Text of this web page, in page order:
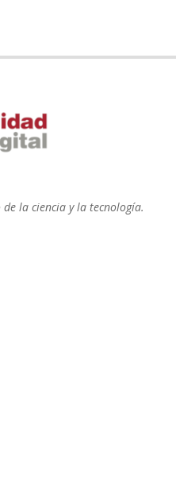
la ciencia y la tecnología.